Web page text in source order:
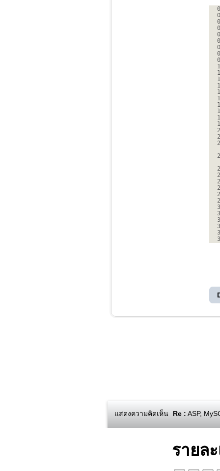
แสดงความคิดเห็น Re : ASP,
รายล